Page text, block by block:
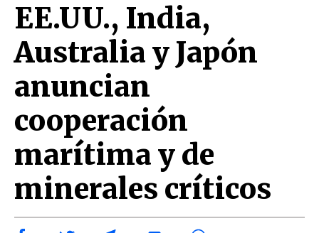
EE.UU., India,
Australia y Japón
anuncian
cooperación
marítima y de
minerales críticos